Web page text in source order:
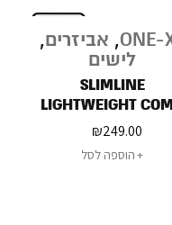
ONE-
, אביזרים,
לישים
SLIMLINE
LIGHTWEIGHT
ONE-XT - 6'6FT
₪249.00
הוספה לסל